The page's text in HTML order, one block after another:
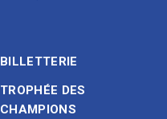
BILLETTERIE
TROPHÉE DES
CHAMPIONS